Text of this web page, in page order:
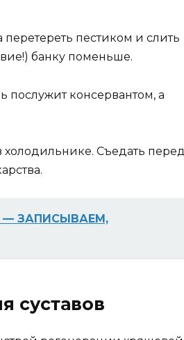
перетереть пестиком и слить
банку поменьше.
послужит консервантом, а
Съедать перед
— ЗАПИСЫВАЕМ,
суставов